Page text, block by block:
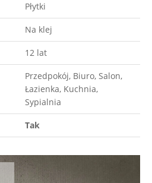
Płytki
Na klej
12 lat
Przedpokój, Biuro, Salon,
Łazienka, Kuchnia,
Sypialnia
Tak